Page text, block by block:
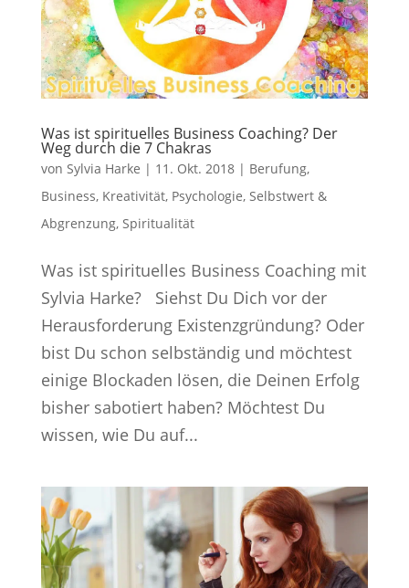
Was ist spirituelles Business Coaching? Der
Weg durch die 7 Chakras
von Sylvia Harke | 11. Okt. 2018| Berufung,
Business, Kreativität, Psychologie, Selbstwert &
Abgrenzung, Spiritualität
Was ist spirituelles Business Coaching mit
Sylvia Harke? Siehst Du Dich vor der
Herausforderung Existenzgründung? Oder
bist Du schon selbständig und möchtest
einige Blockaden lösen, die Deinen Erfolg
bisher sabotiert haben? Möchtest Du
wissen, wie Du auf...